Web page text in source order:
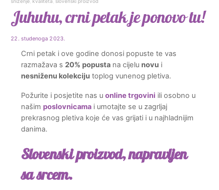
Juhuhu, crni petak je ponovo tu!
22. studenoga 2023.
Crni petak i ove godine donosi popuste te vas
razmažava s 20% popustana cijelu novui
nesniženu kolekcijutoplog vunenog pletiva.
Požurite i posjetite nas u online trgovini ili osobno u
našim poslovnicamai umotajte se u zagrljaj
prekrasnog pletiva koje će vas grijati i u najhladnijim
danima.
Slovenski proizvod, napravljen
sa srcem.